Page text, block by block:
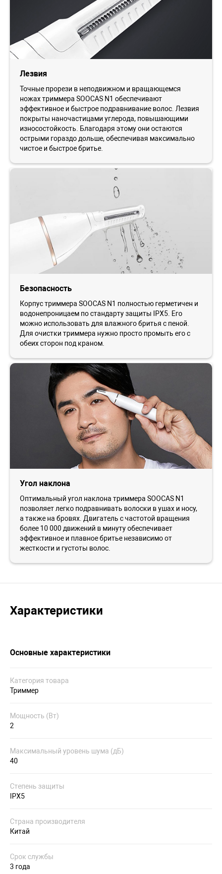
Лезвия
Точные прорези в неподвижном и вращающемся
ножах триммера SOOCAS N1 обеспечивают
эффективное и быстрое подравнивание волос. Лезвия
покрыты наночастицами углерода, повышающими
износостойкость. Благодаря этому они остаются
острыми гораздо дольше, обеспечивая максимально
чистое и быстрое бритье.
Безопасность
Корпус триммера SOOCAS N1 полностью герметичен и
водонепроницаем по стандарту защиты IPX5. Его
можно использовать для влажного бритья с пеной.
Для очистки триммера нужно просто промыть его с
обеих сторон под краном.
Угол наклона
Оптимальный угол наклона триммера SOOCAS N1
позволяет легко подравнивать волоски в ушах и носу,
а также на бровях. Двигатель с частотой вращения
более 10 000 движений в минуту обеспечивает
эффективное и плавное бритье независимо от
жесткости и густоты волос.
Характеристики
Основные характеристики
Категория товара
Триммер
Мощность (Вт)
2
Максимальный уровень шума (дБ)
40
Степень защиты
IPX5
Страна производителя
Китай
Срок службы
3 года